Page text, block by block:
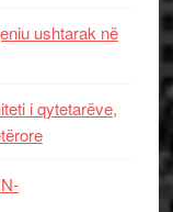
ushtarak në
i qytetarëve,